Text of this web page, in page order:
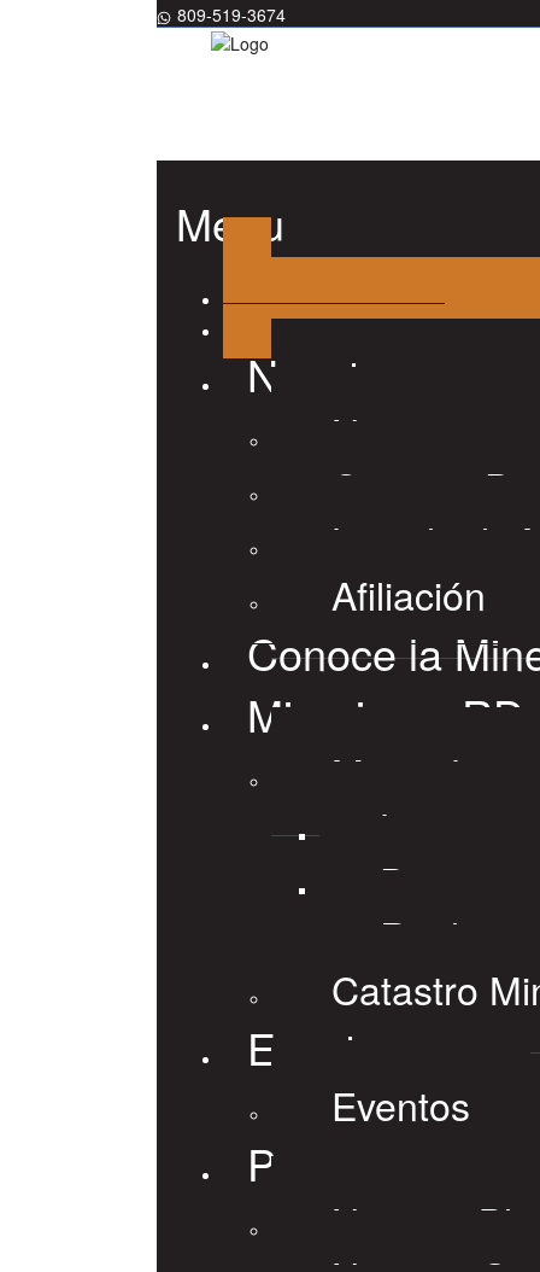
809-519-3674
Menu
Nosotros
Nosotros
Consejo
Listado de
Afiliación
Conoce la
Mineria en RD
Marco
Leyes
Decretos
Catastro
Eventos
Eventos
Prensa
Nuestro